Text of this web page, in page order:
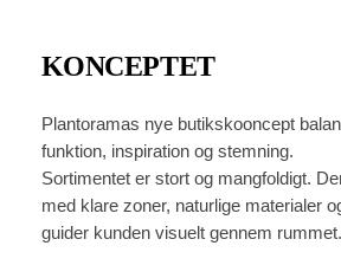
KONCEPTET
Plantoramas nye butikskooncept
funktion, inspiration og stemning.
Sortimentet er stort og mangfoldigt.
med klare zoner, naturlige materialer
guider kunden visuelt gennem rummet.